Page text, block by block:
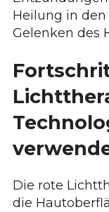
Heilung in den
Gelenken des
Die rote
die